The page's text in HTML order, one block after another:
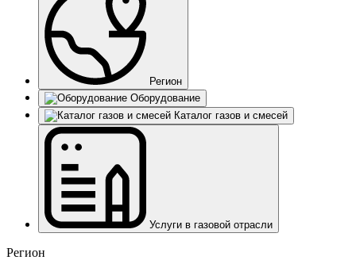
Регион
Оборудование
Каталог газов и смесей
Услуги в газовой отрасли
Регион